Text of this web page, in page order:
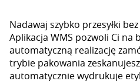
Nadawaj szybko przesyłki
Aplikacja WMS pozwoli Ci na
automatyczną realizację
trybie pakowania
automatycznie wydrukuje